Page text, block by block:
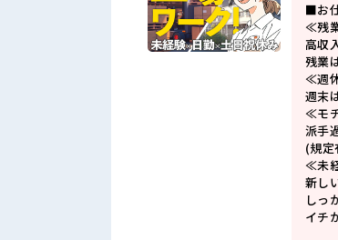
■お
≪残
高収
残業
≪週
週末
≪モ
派手
(規
≪未
新し
しっ
イチ